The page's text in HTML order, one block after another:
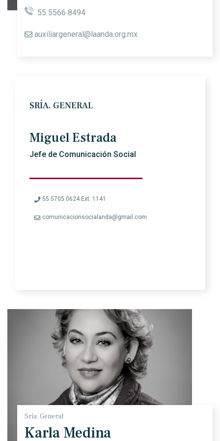
55 5566 8494
auxiliargeneral@laanda.org.mx
SRÍA. GENERAL
Miguel Estrada
Jefe de Comunicación Social
55 5705 0624 Ext. 1141
comunicacionsocialanda@gmail.com
Sría. General
Karla Medina